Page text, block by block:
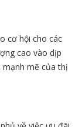
cơ hội cho các
cao vào dịp
mạnh mẽ của thị